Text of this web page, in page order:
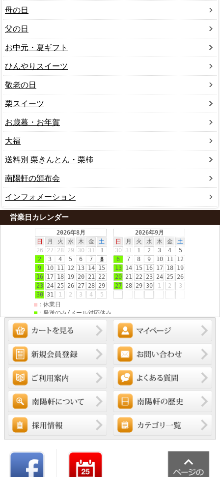
母の日
父の日
お中元・夏ギフト
ひんやりスイーツ
敬老の日
栗スイーツ
お歳暮・お年賀
大福
送料別 栗きんとん・栗柿
南陽軒の頒布会
インフォメーション
営業日カレンダー